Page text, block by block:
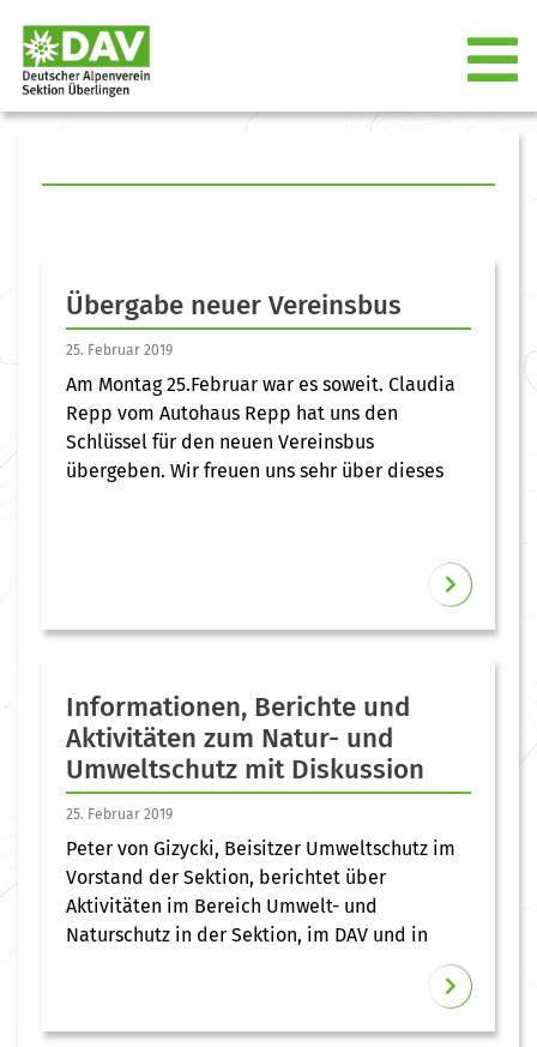
Übergabe neuer Vereinsbus
25. Februar 2019
Am Montag 25.Februar war es soweit. Claudia
Repp vom Autohaus Repp hat uns den
Schlüssel für den neuen Vereinsbus
übergeben. Wir freuen uns sehr über dieses
Informationen, Berichte und
Aktivitäten zum Natur- und
Umweltschutz mit Diskussion
25. Februar 2019
Peter von Gizycki, Beisitzer Umweltschutz im
Vorstand der Sektion, berichtet über
Aktivitäten im Bereich Umwelt- und
Naturschutz in der Sektion, im DAV und in